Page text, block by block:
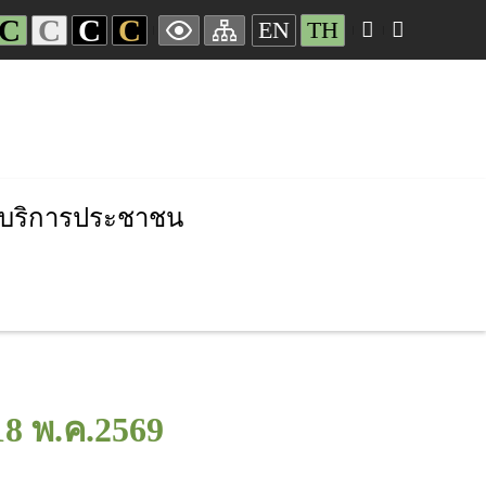
C C C EN TH
ริการประชาชน
พ.ค.2569